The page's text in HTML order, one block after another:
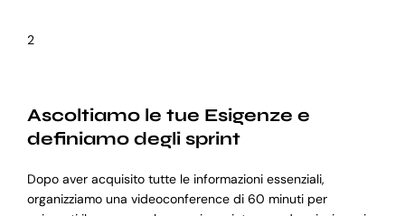
2
Ascoltiamo le tue Esigenze e
definiamo degli sprint
Dopo aver acquisito tutte le informazioni essenziali,
organizziamo una videoconference di 60 minuti per